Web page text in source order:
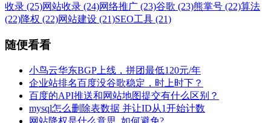
收录 (25)网站收录 (24)网络推广 (23)谷歌 (23)熊掌号 (22)算法
(22)降权 (22)网站建设 (21)SEO工具 (21)
随便看看
小鸟云华东BGP上线，拼团最低120元/年
企业站排名百度没谷歌稳定，时上时下？
百度的API推送和网站地图提交有什么区别？
mysql怎么删除表数据 并让ID从1开始计数
网站降权是什么意思, 如何避免?